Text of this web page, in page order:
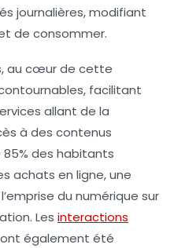
journalières, modifiant
de consommer.
, au cœur de cette
facilitant
allant de la
à des contenus
85% des habitants
achats en ligne, une
du numérique sur
Les interactions
également été